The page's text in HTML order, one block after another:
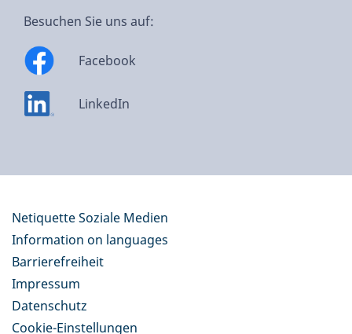
Besuchen Sie uns auf:
Facebook
LinkedIn
Netiquette Soziale Medien
Information on languages
Barrierefreiheit
Impressum
Datenschutz
Cookie-Einstellungen